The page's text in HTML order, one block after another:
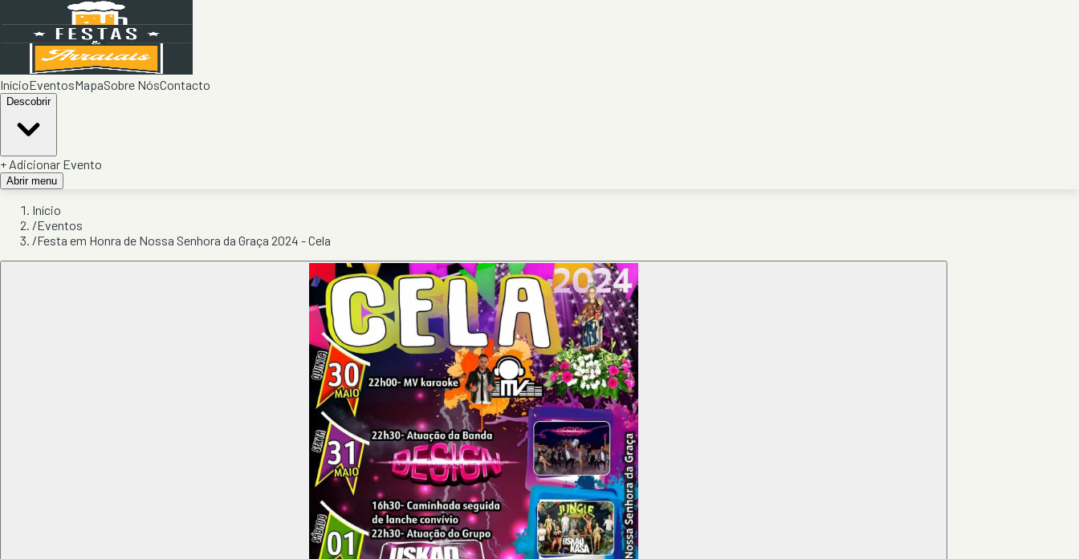
InícioEventosMapaSobre NósContacto
Descobrir
+ Adicionar Evento
Abrir menu
Início
/Eventos
/Festa em Honra de Nossa Senhora da Graça 2024 - Cela